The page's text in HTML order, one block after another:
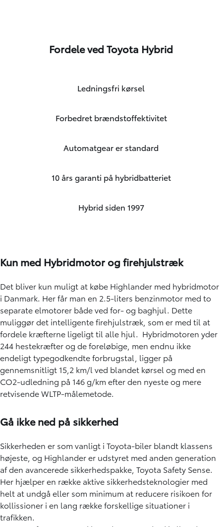
Fordele ved Toyota Hybrid
Ledningsfri kørsel
Forbedret brændstoffektivitet
Automatgear er standard
10 års garanti på hybridbatteriet
Hybrid siden 1997
Kun med Hybridmotor og firehjulstræk
Det bliver kun muligt at købe Highlander med hybridmotor
i Danmark. Her får man en 2.5-liters benzinmotor med to
separate elmotorer både ved for- og baghjul. Dette
muliggør det intelligente firehjulstræk, som er med til at
fordele kræfterne ligeligt til alle hjul. Hybridmotoren yder
244 hestekræfter og de foreløbige, men endnu ikke
endeligt typegodkendte forbrugstal, ligger på
gennemsnitligt 15,2 km/l ved blandet kørsel og med en
CO2-udledning på 146 g/km efter den nyeste og mere
retvisende WLTP-målemetode.
Gå ikke ned på sikkerhed
Sikkerheden er som vanligt i Toyota-biler blandt klassens
højeste, og Highlander er udstyret med anden generation
af den avancerede sikkerhedspakke, Toyota Safety Sense.
Her hjælper en række aktive sikkerhedsteknologier med
helt at undgå eller som minimum at reducere risikoen for
kollissioner i en lang række forskellige situationer i
trafikken.